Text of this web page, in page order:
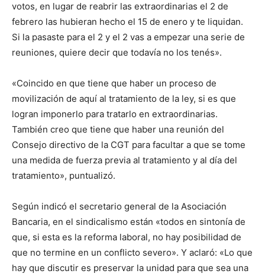
votos, en lugar de reabrir las extraordinarias el 2 de
febrero las hubieran hecho el 15 de enero y te liquidan.
Si la pasaste para el 2 y el 2 vas a empezar una serie de
reuniones, quiere decir que todavía no los tenés».
«Coincido en que tiene que haber un proceso de
movilización de aquí al tratamiento de la ley, si es que
logran imponerlo para tratarlo en extraordinarias.
También creo que tiene que haber una reunión del
Consejo directivo de la CGT para facultar a que se tome
una medida de fuerza previa al tratamiento y al día del
tratamiento», puntualizó.
Según indicó el secretario general de la Asociación
Bancaria, en el sindicalismo están «todos en sintonía de
que, si esta es la reforma laboral, no hay posibilidad de
que no termine en un conflicto severo». Y aclaró: «Lo que
hay que discutir es preservar la unidad para que sea una